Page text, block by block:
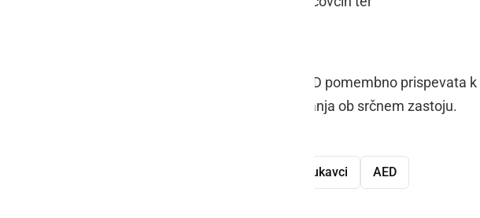
S tem občina Križevci in Društvo AED pomembno prispevata
zavedanja o pomenu hitrega ukrepanja ob srčnem zastoju.
Lukavci AED